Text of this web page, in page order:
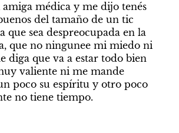
médica y me dijo tenés
del tamaño de un tic
que sea despreocupada en la
que no ningunee mi miedo ni
diga que va a estar todo bien
valiente ni me mande
poco su espíritu y otro poco
no tiene tiempo.